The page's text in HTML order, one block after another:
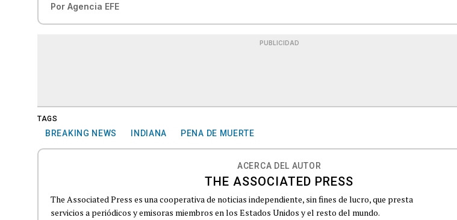
Por Agencia EFE
PUBLICIDAD
TAGS
BREAKING NEWS INDIANA PENA DE MUERTE
ACERCA DEL AUTOR
THE ASSOCIATED PRESS
The Associated Press es una cooperativa de noticias independiente, sin fines de lucro, que presta
servicios a periódicos y emisoras miembros en los Estados Unidos y el resto del mundo.